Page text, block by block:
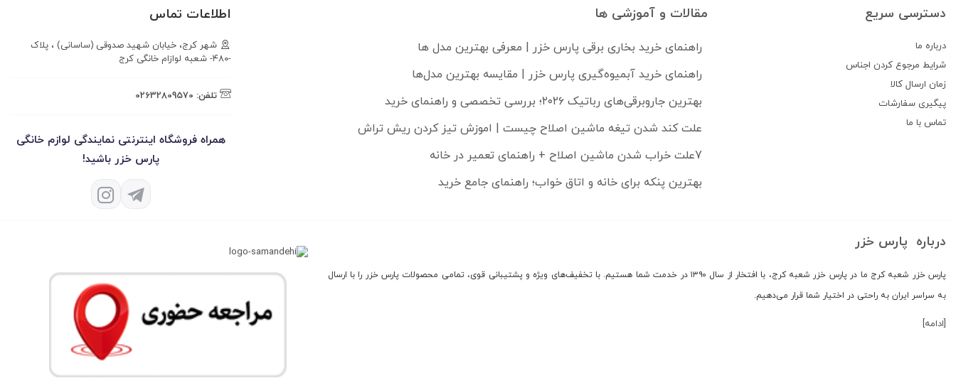
دسترسی سریع
درباره ما
شرایط مرجوع کردن اجناس
زمان ارسال کالا
پیگیری سفارشات
تماس با ما
مقالات و آموزشی ها
راهنمای خرید بخاری برقی پارس خزر | معرفی بهترین مدل ها
راهنمای خرید آبمیوه‌گیری پارس خزر | مقایسه بهترین مدل‌ها
بهترین جاروبرقی‌های رباتیک ۲۰۲۶؛ بررسی تخصصی و راهنمای خرید
علت کند شدن تیغه ماشین اصلاح چیست | اموزش تیز کردن ریش تراش
7علت خراب شدن ماشین اصلاح + راهنمای تعمیر در خانه
بهترین پنکه برای خانه و اتاق خواب؛ راهنمای جامع خرید
اطلاعات تماس
شهر کرج، خیابان شهید صدوقی (ساسانی) ، پلاک
-۴۸۰- شعبه لوازام خانگی کرج
تلفن: 02632809570
همراه فروشگاه اینترنتی نمایندگی لوازم خانگی
پارس خزر باشید!
درباره پارس خزر
پارس خزر شعبه کرج ما در پارس خزر شعبه کرج، با افتخار از سال ۱۳۹۰ در خدمت شما هستیم. با تخفیف‌های ویژه و پشتیبانی قوی، تمامی محصولات پارس خزر را با ارسال
به سراسر ایران به راحتی در اختیار شما قرار می‌دهیم.
[ادامه]